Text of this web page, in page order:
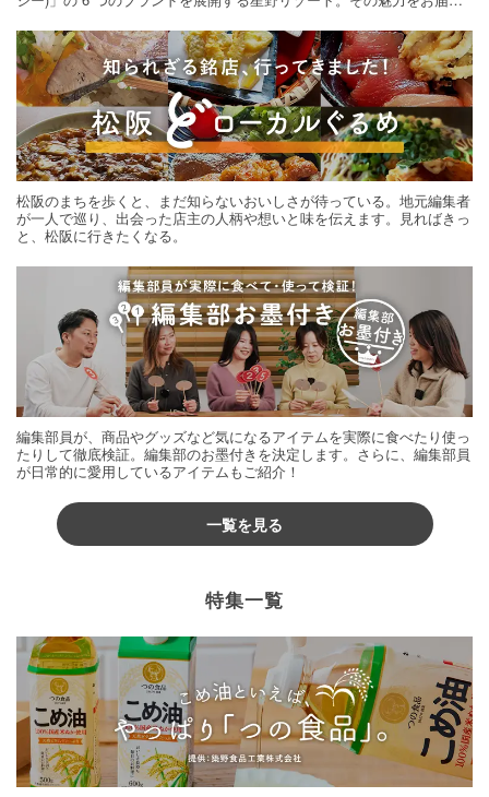
松阪のまちを歩くと、まだ知らないおいしさが待っている。地元編集者
が一人で巡り、出会った店主の人柄や想いと味を伝えます。見ればきっ
と、松阪に行きたくなる。
編集部員が、商品やグッズなど気になるアイテムを実際に食べたり使っ
たりして徹底検証。編集部のお墨付きを決定します。さらに、編集部員
が日常的に愛用しているアイテムもご紹介！
一覧を見る
特集一覧